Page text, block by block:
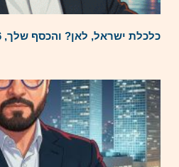
כלכלת ישראל, לאן? והכסף שלך, 15.7.26